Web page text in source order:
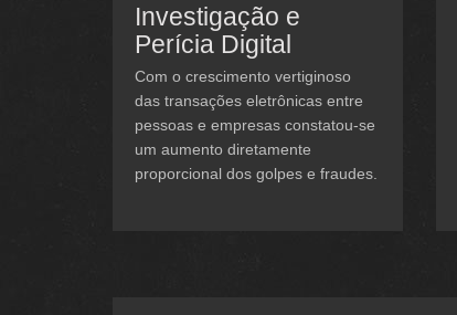
Investigação e
Perícia Digital
Com o crescimento vertiginoso
das transações eletrônicas entre
pessoas e empresas constatou-se
um aumento diretamente
proporcional dos golpes e fraudes.